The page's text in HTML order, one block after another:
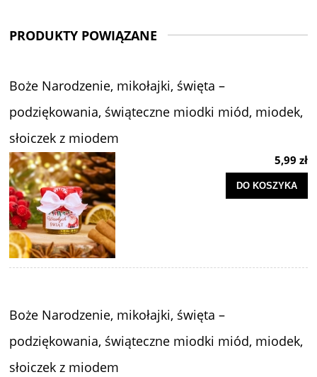
PRODUKTY POWIĄZANE
Boże Narodzenie, mikołajki, święta –
podziękowania, świąteczne miodki miód, miodek,
słoiczek z miodem
5,99 zł
DO KOSZYKA
Boże Narodzenie, mikołajki, święta –
podziękowania, świąteczne miodki miód, miodek,
słoiczek z miodem